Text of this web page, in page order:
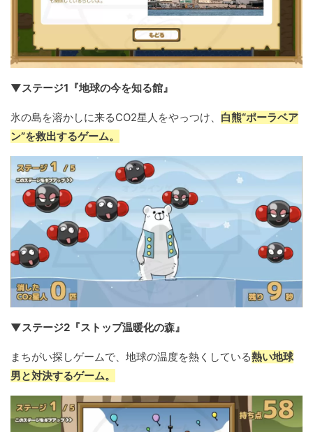
▼ステージ1『地球の今を知る館』
氷の島を溶かしに来るCO2星人をやっつけ、 白熊“ポーラベア
ン”を救出するゲーム。
▼ステージ2『ストップ温暖化の森』
まちがい探しゲームで、地球の温度を熱くしている熱い地球
男と対決するゲーム。